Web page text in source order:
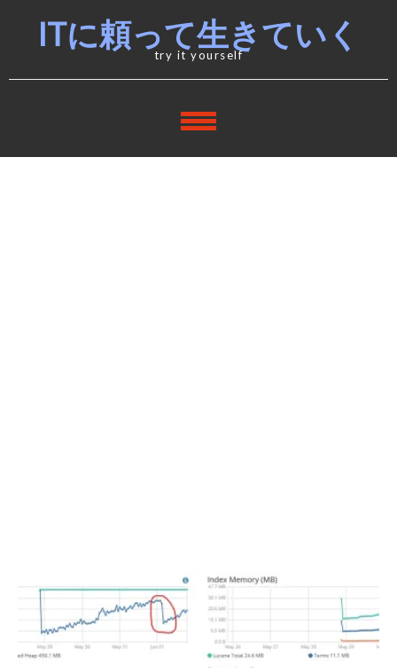
navigation
contentITに頼って生きていく
try it yourself